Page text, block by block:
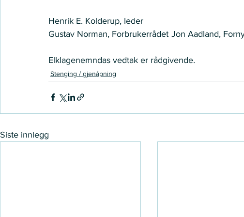
Henrik E. Kolderup, leder
Gustav Norman, Forbrukerrådet  Jon Aadland,
Elklagenemndas vedtak er rådgivende.
Stenging / gjenåpning
Siste innlegg